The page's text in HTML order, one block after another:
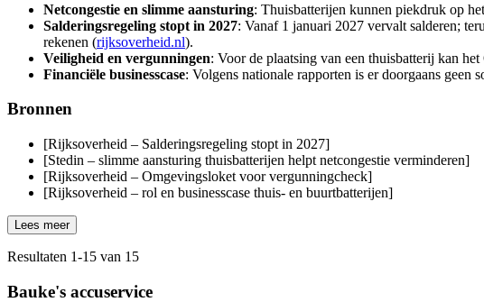
Netcongestie en slimme aansturing: Thuisbatterijen kunnen piekdruk op
Salderingsregeling stopt in 2027: Vanaf 1 januari 2027 vervalt salderen;
rekenen (rijksoverheid.nl).
Veiligheid en vergunningen: Voor de plaatsing van een thuisbatterij kan
Financiële businesscase: Volgens nationale rapporten is er doorgaans
Bronnen
[Rijksoverheid – Salderingsregeling stopt in 2027]
[Stedin – slimme aansturing thuisbatterijen helpt netcongestie verminderen]
[Rijksoverheid – Omgevingsloket voor vergunningcheck]
[Rijksoverheid – rol en businesscase thuis- en buurtbatterijen]
Lees meer
Resultaten 1-15 van 15
Bauke's accuservice